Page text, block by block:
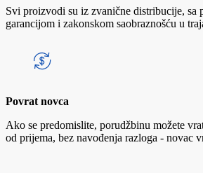
Svi proizvodi su iz zvanične distribucije, sa
garancijom i zakonskom saobraznošću u
Povrat novca
Ako se predomislite, porudžbinu možete
od prijema, bez navođenja razloga - novac